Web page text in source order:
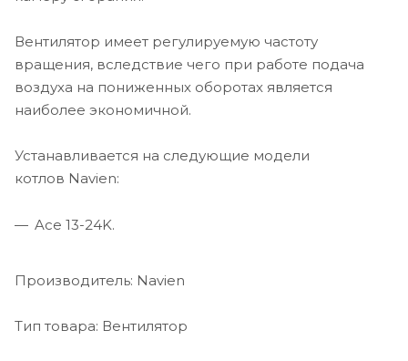
Вентилятор имеет регулируемую частоту
вращения, вследствие чего при работе подача
воздуха на пониженных оборотах является
наиболее экономичной.
Устанавливается на следующие модели
котлов Navien:
Ace 13-24K.
Производитель: Navien
Тип товара: Вентилятор